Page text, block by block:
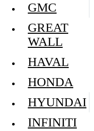
GMC
GREAT
WALL
HAVAL
HONDA
HYUNDAI
INFINITI